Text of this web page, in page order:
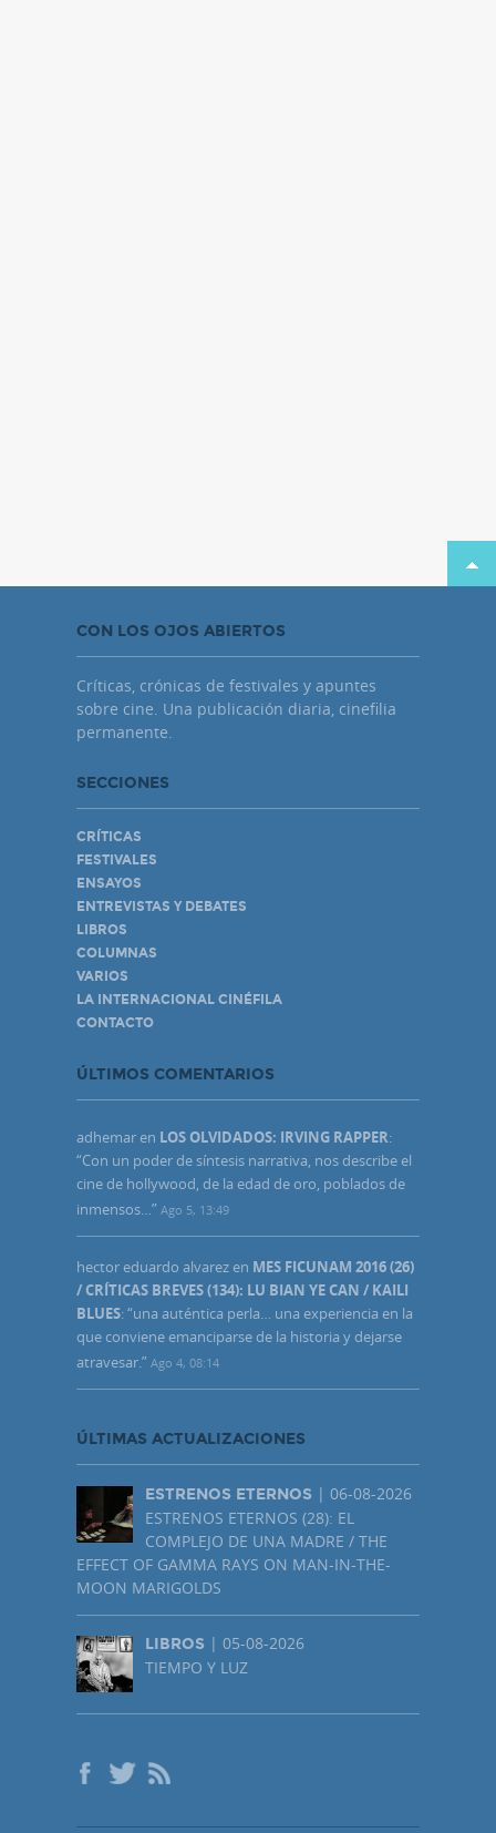
CON LOS OJOS ABIERTOS
Críticas, crónicas de festivales y apuntes
sobre cine. Una publicación diaria, cinefilia
permanente.
SECCIONES
CRÍTICAS
FESTIVALES
ENSAYOS
ENTREVISTAS Y DEBATES
LIBROS
COLUMNAS
VARIOS
LA INTERNACIONAL CINÉFILA
CONTACTO
ÚLTIMOS COMENTARIOS
adhemar en LOS OLVIDADOS: IRVING RAPPER:
“Con un poder de síntesis narrativa, nos describe el
cine de hollywood, de la edad de oro, poblados de
inmensos…” Ago 5, 13:49
hector eduardo alvarez en MES FICUNAM 2016 (26)
/ CRÍTICAS BREVES (134): LU BIAN YE CAN / KAILI
BLUES: “una auténtica perla… una experiencia en la
que conviene emanciparse de la historia y dejarse
atravesar.” Ago 4, 08:14
ÚLTIMAS ACTUALIZACIONES
ESTRENOS ETERNOS | 06-08-2026
ESTRENOS ETERNOS (28): EL
COMPLEJO DE UNA MADRE / THE
EFFECT OF GAMMA RAYS ON MAN-IN-THE-
MOON MARIGOLDS
LIBROS | 05-08-2026
TIEMPO Y LUZ